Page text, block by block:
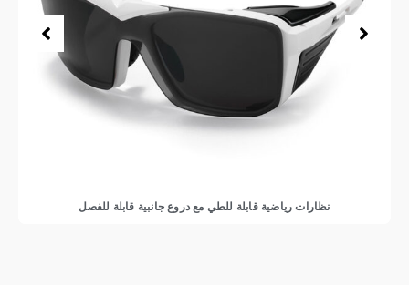
نظارات رياضية قابلة للطي مع دروع جانبية قابلة للفصل